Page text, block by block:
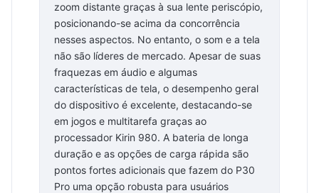
zoom distante graças à sua lente periscópio,
posicionando-se acima da concorrência
nesses aspectos. No entanto, o som e a tela
não são líderes de mercado. Apesar de suas
fraquezas em áudio e algumas
características de tela, o desempenho geral
do dispositivo é excelente, destacando-se
em jogos e multitarefa graças ao
processador Kirin 980. A bateria de longa
duração e as opções de carga rápida são
pontos fortes adicionais que fazem do P30
Pro uma opção robusta para usuários